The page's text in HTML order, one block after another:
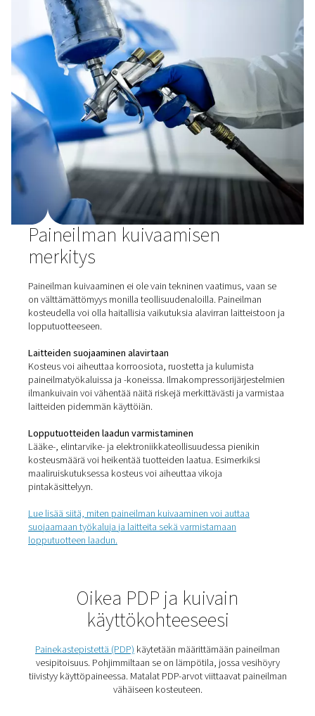
Miten erityyppiset
paineilmankuivaimet
Kylmäaine (jääkaappi)
Kylmäainekuivaimet
ovat yleisin tyyppi, ja niiden PDP
+3 °C / 37,4 °F, mikä sopii useimpiin sovelluksiin. Ne
ilma-ilmalämmönvaihtimesta ja ilma-
lämmönvaihtimesta. Tämäntyyppinen kuivain on joko
vesijäähdytteinen. Pneumatech tarjoaa myös ei-
ja VSD-kylmäkuivaimia, jotka täyttävät
Adsorptio/kuivausaine
Adsorptio- tai absorptiokuivaimetkäyttävät
materiaalia, kuten piigeeliä, paineilman sisältämän
imeytymiseen. Ilma virtaa materiaalin yli ja kuivaa
Nämä kuivaimet saavuttavat PDP-arvon välillä -10 °C/
°C/-94 °F.
Yhtenäisen toiminnan ylläpitämiseksi
kaksi kuivaussäiliötä. Ensimmäistä käytetään
Kuivaimissamme käytetään kolmentyyppisiä
regenerointimenetelmiä:
("lämpöttömät kuivaimet"), lämmitetty painehuuhtelu
Kalvokuivaimissakäytetään prosessia, jota
"selektiiviseksi permeaatioksi." Ne koostuvat
nämä kuidut poistavat vesihöyryä varmistaen joko 32
°F:n) tai 55 °C:n/100 °F:n tukahdutuksen, jolloin
kastepiste on 3 °C (37,4 °F) tai -20 °C (-5 °F) valituista